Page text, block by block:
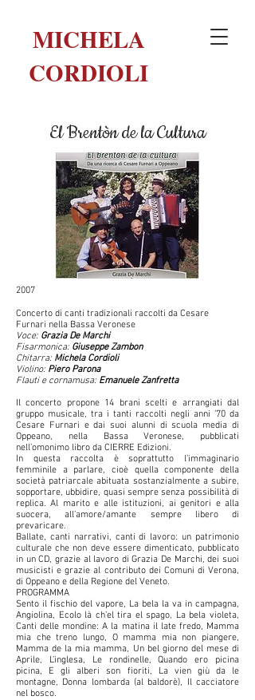
MICHELA
CORDIOLI
El Brentòn de la Cultura
2007
Concerto di canti tradizionali raccolti da Cesare
Furnari nella Bassa Veronese
Voce: Grazia De Marchi
Fisarmonica: Giuseppe Zambon
Chitarra: Michela Cordioli
Violino: Piero Parona
Flauti e cornamusa: Emanuele Zanfretta
Il concerto propone 14 brani scelti e arrangiati dal
gruppo musicale, tra i tanti raccolti negli anni ’70 da
Cesare Furnari e dai suoi alunni di scuola media di
Oppeano, nella Bassa Veronese, pubblicati
nell’omonimo libro da CIERRE Edizioni.
In questa raccolta è soprattutto l’immaginario
femminile a parlare, cioè quella componente della
società patriarcale abituata sostanzialmente a subire,
sopportare, ubbidire, quasi sempre senza possibilità di
replica. Al marito e alle istituzioni, ai genitori e alla
suocera, all’amore/amante sempre libero di
prevaricare.
Ballate, canti narrativi, canti di lavoro: un patrimonio
culturale che non deve essere dimenticato, pubblicato
in un CD, grazie al lavoro di Grazia De Marchi, dei suoi
musicisti e grazie al contributo dei Comuni di Verona,
di Oppeano e della Regione del Veneto.
PROGRAMMA
Sento il fischio del vapore, La bela la va in campagna,
Angiolina, Ecolo là ch’el tira el spago, La bela violeta,
Canti delle mondine: A la matina il late fredo, Mamma
mia che treno lungo, O mamma mia non piangere,
Mamma de la mia mamma, Un bel giorno del mese di
Aprile, L’inglesa, Le rondinelle, Quando ero picina
picina, E gli alberi son fioriti, La vien giù da le
montagne, Donna lombarda (al baldorè), Il cacciatore
nel bosco.